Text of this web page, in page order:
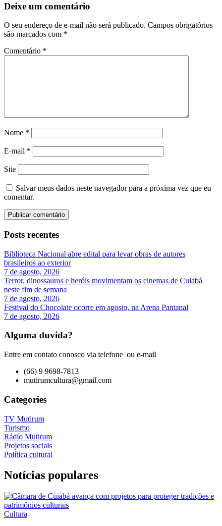
Deixe um comentário
O seu endereço de e-mail não será publicado. Campos obrigatórios
são marcados com *
Comentário *
Nome *
E-mail *
Site
Salvar meus dados neste navegador para a próxima vez que eu
comentar.
Posts recentes
Biblioteca Nacional abre edital para levar obras de autores
brasileiros ao exterior
7 de agosto, 2026
Terror, dinossauros e heróis movimentam os cinemas de Cuiabá
neste fim de semana
7 de agosto, 2026
Festival do Chocolate ocorre em agosto, na Arena Pantanal
7 de agosto, 2026
Alguma duvida?
Entre em contato conosco via telefone ou e-mail
(66) 9 9698-7813
mutirumcultura@gmail.com
Categories
TV Mutirum
Turismo
Rádio Mutirum
Projetos sociais
Política cultural
Notícias populares
Cultura